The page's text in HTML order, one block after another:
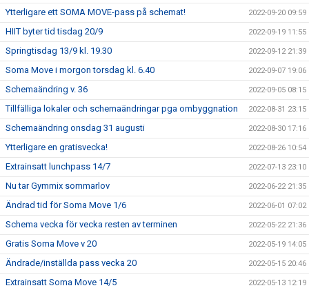
Ytterligare ett SOMA MOVE-pass på schemat! 2022-09-20 09:59
HIIT byter tid tisdag 20/9 2022-09-19 11:55
Springtisdag 13/9 kl. 19.30 2022-09-12 21:39
Soma Move i morgon torsdag kl. 6.40 2022-09-07 19:06
Schemaändring v. 36 2022-09-05 08:15
Tillfälliga lokaler och schemaändringar pga ombyggnation 2022-08-31 23:15
Schemaändring onsdag 31 augusti 2022-08-30 17:16
Ytterligare en gratisvecka! 2022-08-26 10:54
Extrainsatt lunchpass 14/7 2022-07-13 23:10
Nu tar Gymmix sommarlov 2022-06-22 21:35
Ändrad tid för Soma Move 1/6 2022-06-01 07:02
Schema vecka för vecka resten av terminen 2022-05-22 21:36
Gratis Soma Move v 20 2022-05-19 14:05
Ändrade/inställda pass vecka 20 2022-05-15 20:46
Extrainsatt Soma Move 14/5 2022-05-13 12:19